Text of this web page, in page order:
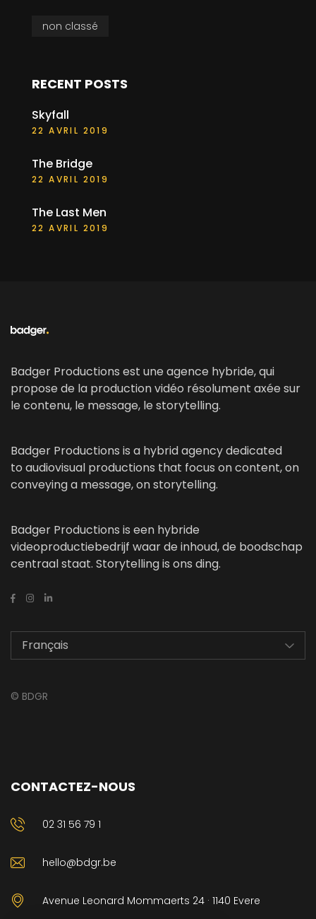
non classé
RECENT POSTS
Skyfall
22 AVRIL 2019
The Bridge
22 AVRIL 2019
The Last Men
22 AVRIL 2019
Badger Productions est une agence hybride, qui
propose de la production vidéo résolument axée sur
le contenu, le message, le storytelling.
Badger Productions is a hybrid agency dedicated
to audiovisual productions that focus on content, on
conveying a message, on storytelling.
Badger Productions is een hybride
videoproductiebedrijf waar de inhoud, de boodschap
centraal staat. Storytelling is ons ding.
© BDGR
CONTACTEZ-NOUS
02 31 56 79 1
hello@bdgr.be
Avenue Leonard Mommaerts 24 · 1140 Evere